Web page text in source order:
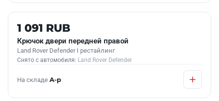
Б/У В НАЛИЧИИ
1 091 RUB
Крючок двери передней правой
Land Rover Defender I рестайлинг
Снято с автомобиля: Land Rover Defender
На складе А-р